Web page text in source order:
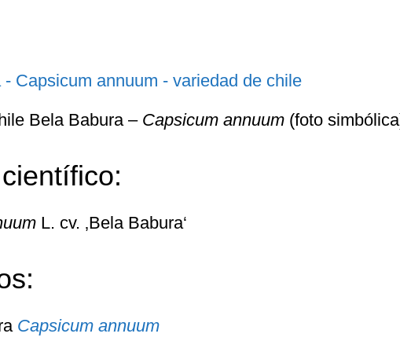
Bela Babura – Capsicum annuum (foto
L. cv. ‚Bela Babura‘
Capsicum annuum